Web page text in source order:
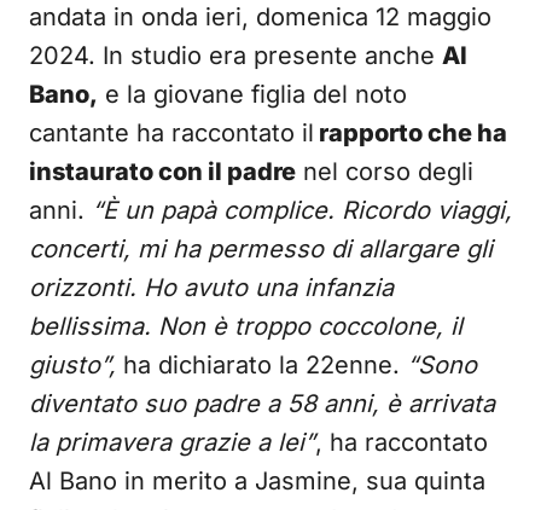
andata in onda ieri, domenica 12 maggio
2024. In studio era presente anche Al
Bano, e la giovane figlia del noto
cantante ha raccontato il rapporto che ha
instaurato con il padre nel corso degli
anni. “È un papà complice. Ricordo viaggi,
concerti, mi ha permesso di allargare gli
orizzonti. Ho avuto una infanzia
bellissima. Non è troppo coccolone, il
giusto”, ha dichiarato la 22enne. “Sono
diventato suo padre a 58 anni, è arrivata
la primavera grazie a lei”, ha raccontato
Al Bano in merito a Jasmine, sua quinta